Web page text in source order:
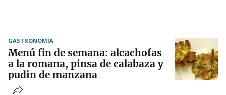
GASTRONOMÍA
Menú fin de semana: alcachofas
a la romana, pinsa de calabaza y
pudin de manzana